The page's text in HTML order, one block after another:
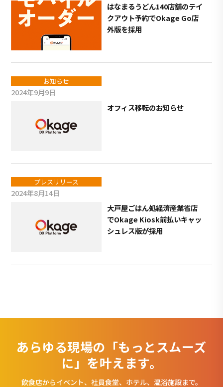
はなまるうどん140店舗のテイ
クアウト予約でOkage Go店
外版を採用
お知らせ
2024年9月9日
オフィス移転のお知らせ
プレスリリース
2024年8月14日
大戸屋ごはん処経済産業省店
でOkage Kiosk前払いキャッ
シュレス版が採用
あらゆる現場の「もっとスムーズ
に」を叶えます。
飲食店からイベント、社員食堂、ホテル、温浴施設まで。